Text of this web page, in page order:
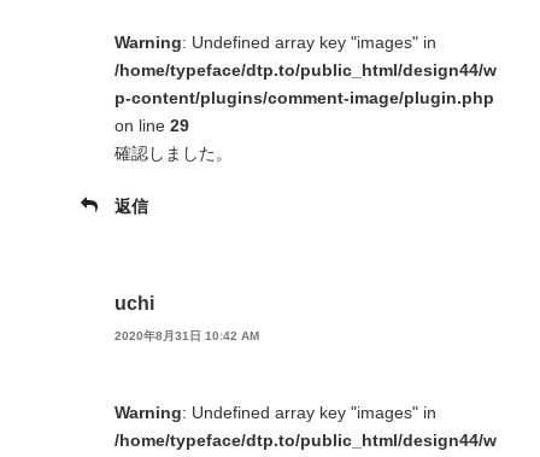
Warning: Undefined array key "images" in
/home/typeface/dtp.to/public_html/design44/w
p-content/plugins/comment-image/plugin.php
on line 29
確認しました。
返信
uchi
2020年8月31日 10:42 AM
Warning: Undefined array key "images" in
/home/typeface/dtp.to/public_html/design44/w